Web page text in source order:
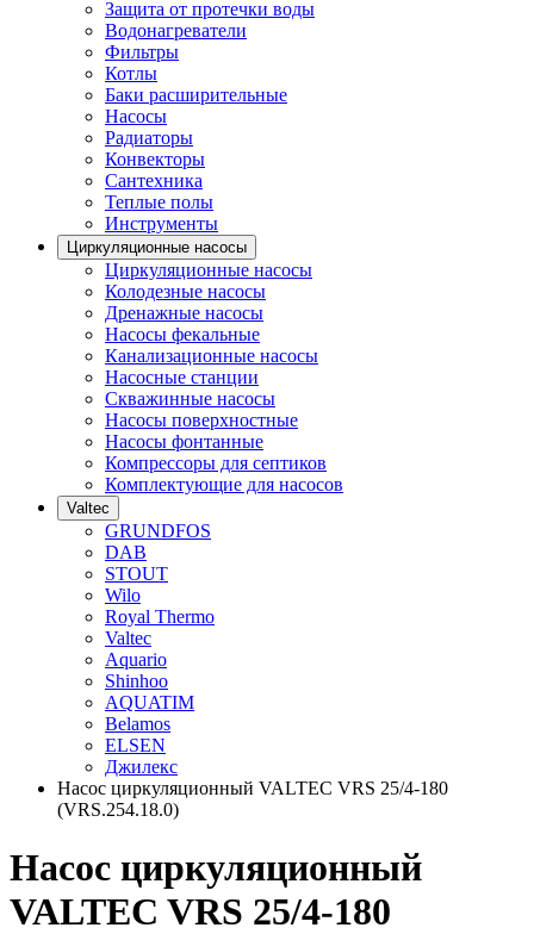
Защита от протечки воды
Водонагреватели
Фильтры
Котлы
Баки расширительные
Насосы
Радиаторы
Конвекторы
Сантехника
Теплые полы
Инструменты
Циркуляционные насосы
Циркуляционные насосы
Колодезные насосы
Дренажные насосы
Насосы фекальные
Канализационные насосы
Насосные станции
Скважинные насосы
Насосы поверхностные
Насосы фонтанные
Компрессоры для септиков
Комплектующие для насосов
Valtec
GRUNDFOS
DAB
STOUT
Wilo
Royal Thermo
Valtec
Aquario
Shinhoo
AQUATIM
Belamos
ELSEN
Джилекс
Насос циркуляционный VALTEC VRS 25/4-180
(VRS.254.18.0)
Насос циркуляционный
VALTEC VRS 25/4-180